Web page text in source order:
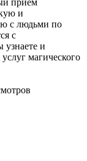
прием
и
с людьми по
с
и
магического